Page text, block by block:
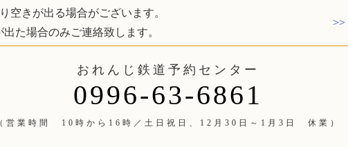
より空きが出る場合がございます。
た場合のみご連絡致します。
>>
おれんじ鉄道予約センター
0996-63-6861
（営業時間 10時から16時／土日祝日、12月30日～1月3日 休業）